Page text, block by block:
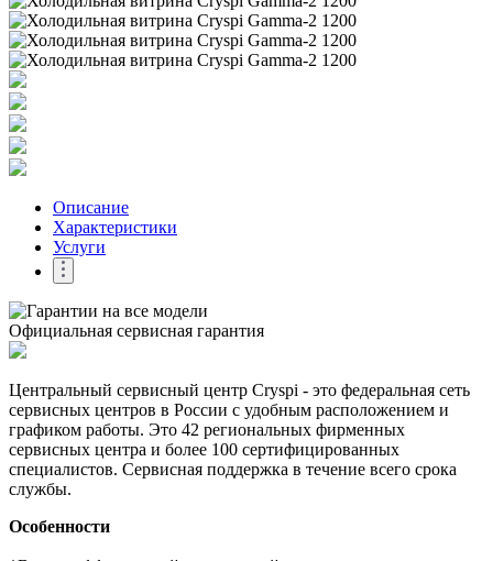
Описание
Характеристики
Услуги
Официальная сервисная гарантия
Центральный сервисный центр Cryspi - это федеральная сеть
сервисных центров в России с удобным расположением и
графиком работы. Это 42 региональных фирменных
сервисных центра и более 100 сертифицированных
специалистов. Сервисная поддержка в течение всего срока
службы.
Особенности